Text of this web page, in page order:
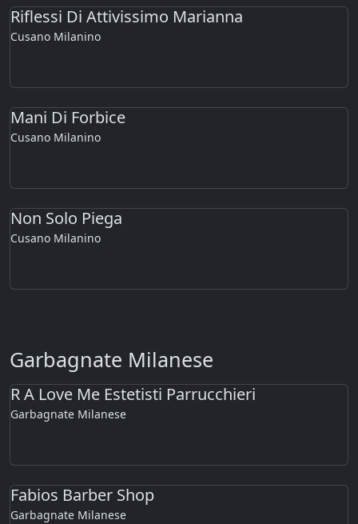
Riflessi Di Attivissimo Marianna
Cusano Milanino
Mani Di Forbice
Cusano Milanino
Non Solo Piega
Cusano Milanino
Garbagnate Milanese
R A Love Me Estetisti Parrucchieri
Garbagnate Milanese
Fabios Barber Shop
Garbagnate Milanese